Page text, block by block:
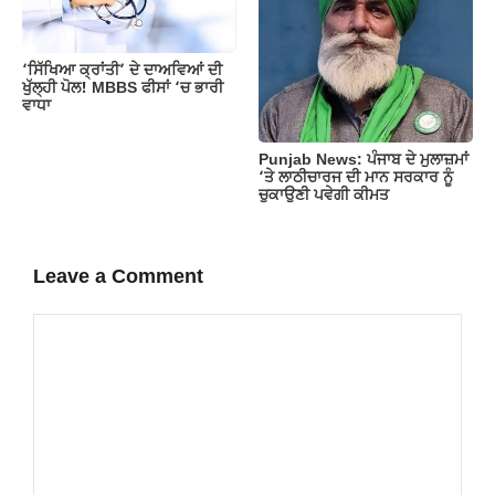
‘ਸਿੱਖਿਆ ਕ੍ਰਾਂਤੀ’ ਦੇ ਦਾਅਵਿਆਂ ਦੀ
ਖੁੱਲ੍ਹੀ ਪੋਲ! MBBS ਫੀਸਾਂ ‘ਚ ਭਾਰੀ
ਵਾਧਾ
Punjab News: ਪੰਜਾਬ ਦੇ ਮੁਲਾਜ਼ਮਾਂ
‘ਤੇ ਲਾਠੀਚਾਰਜ ਦੀ ਮਾਨ ਸਰਕਾਰ ਨੂੰ
ਚੁਕਾਉਣੀ ਪਵੇਗੀ ਕੀਮਤ
Leave a Comment